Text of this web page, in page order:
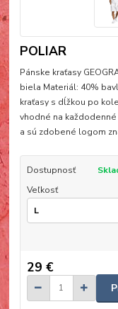
POLIAR
Pánske kraťasy
biela Materiál: 40%
kraťasy s dĺžkou po
vhodné na
a sú zdobené logom
Dostupnosť
Veľkosť
29 €